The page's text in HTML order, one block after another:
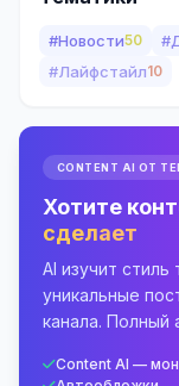
#Новости50
#Лайфстайл10
CONTENT AI ОТ
Хотите
сделает
AI изучит
уникальные
канала. Полный
Content AI —